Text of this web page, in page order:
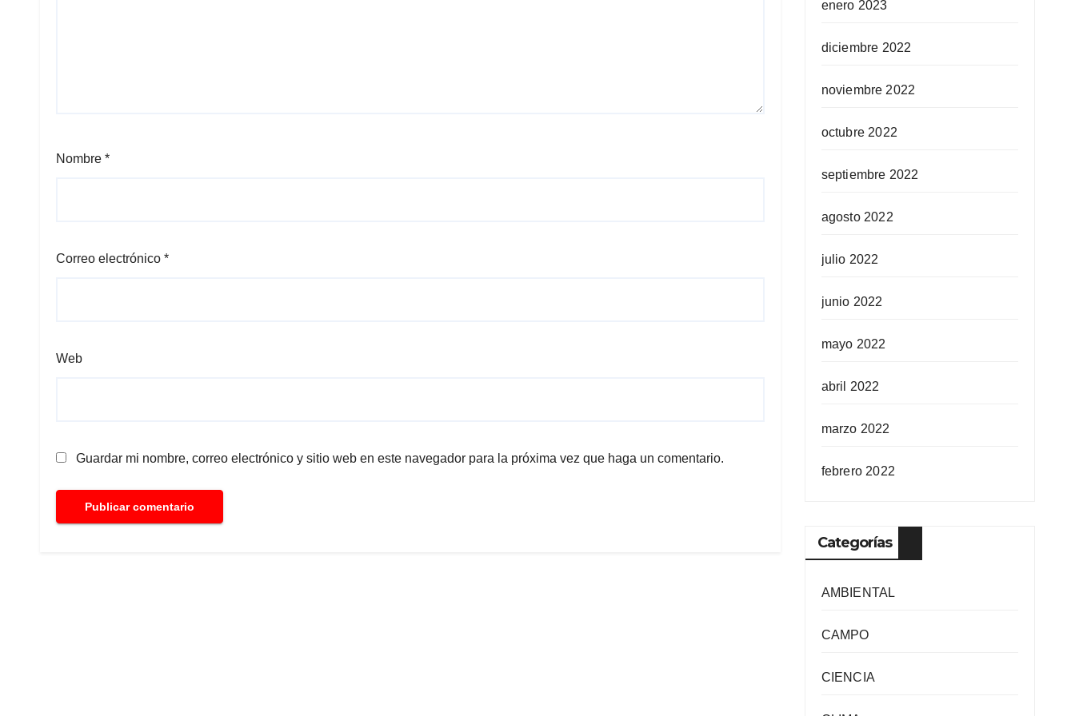
Nombre *
Correo electrónico *
Web
Guardar mi nombre, correo electrónico y sitio web en este navegador para la próxima vez que haga un comentario.
enero 2023
diciembre 2022
noviembre 2022
octubre 2022
septiembre 2022
agosto 2022
julio 2022
junio 2022
mayo 2022
abril 2022
marzo 2022
febrero 2022
Categorías
AMBIENTAL
CAMPO
CIENCIA